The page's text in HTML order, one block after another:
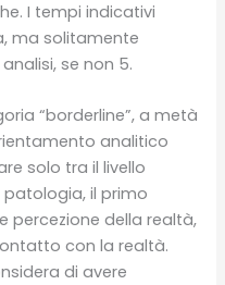
I tempi indicativi
ma solitamente
se non 5.
“borderline”, a metà
analitico
solo tra il livello
il primo
percezione della realtà,
con la realtà.
di avere